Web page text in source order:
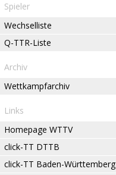
Spieler
Wechselliste
Q-TTR-Liste
Archiv
Wettkampfarchiv
Links
Homepage WTTV
click-TT DTTB
click-TT Baden-Württemberg